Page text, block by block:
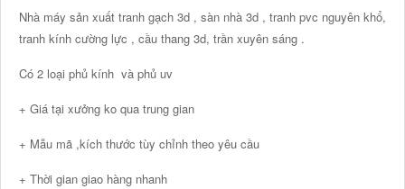
Nhà máy sản xuất tranh gạch 3d , sàn nhà 3d , tranh pvc nguyên khổ,
tranh kính cường lực , cầu thang 3d, trần xuyên sáng .
Có 2 loại phủ kính và phủ uv
+ Giá tại xưởng ko qua trung gian
+ Mẫu mã ,kích thước tùy chỉnh theo yêu cầu
+ Thời gian giao hàng nhanh